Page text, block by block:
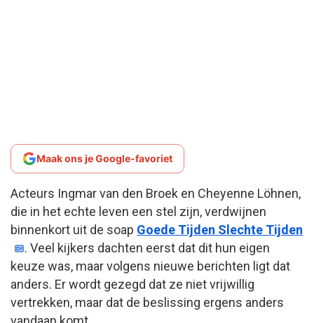
Maak ons je Google-favoriet
Acteurs Ingmar van den Broek en Cheyenne Löhnen,
die in het echte leven een stel zijn, verdwijnen
binnenkort uit de soap Goede Tijden Slechte Tijden
. Veel kijkers dachten eerst dat dit hun eigen
keuze was, maar volgens nieuwe berichten ligt dat
anders. Er wordt gezegd dat ze niet vrijwillig
vertrekken, maar dat de beslissing ergens anders